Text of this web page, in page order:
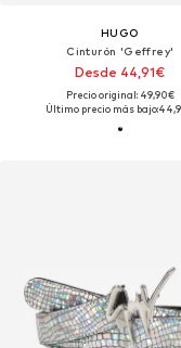
HUGO
Cinturón 'Geffrey'
Desde 44,91€
Precio original: 49,90€
Último precio más bajo: